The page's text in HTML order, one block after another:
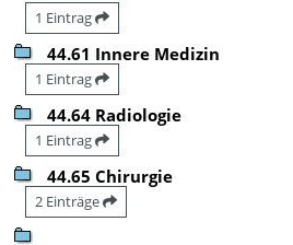
1 Eintrag
44.61 Innere Medizin
1 Eintrag
44.64 Radiologie
1 Eintrag
44.65 Chirurgie
2 Einträge